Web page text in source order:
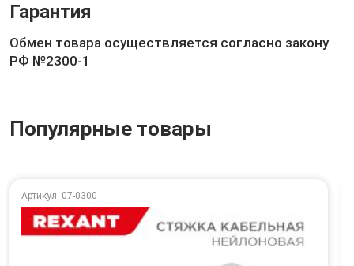
Гарантия
Обмен товара осуществляется согласно закону
РФ №2300-1
Популярные товары
Артикул: 07-0300